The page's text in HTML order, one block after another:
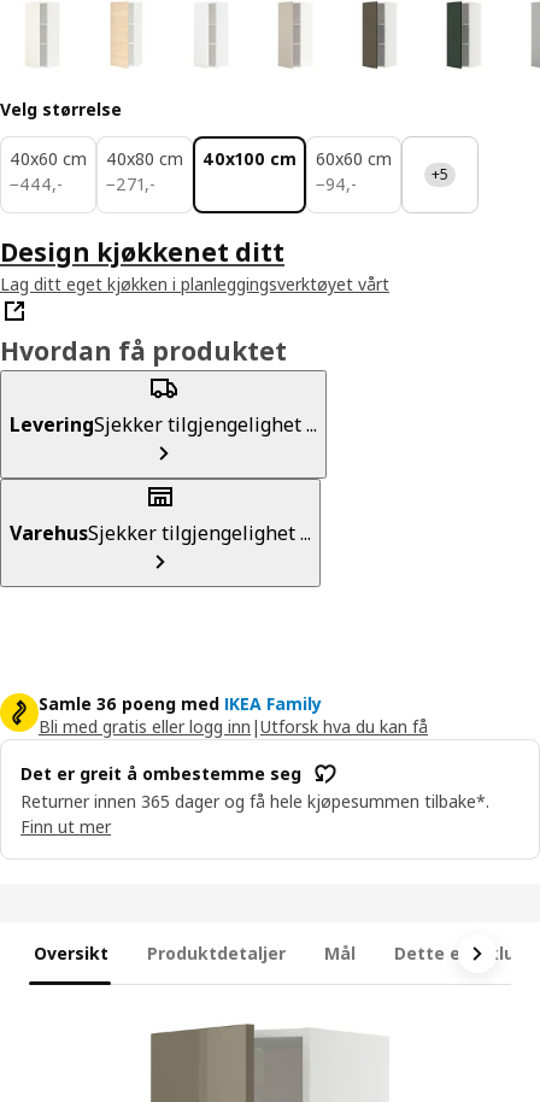
Velg størrelse
40x60 cm
−444,-
444,-
40x80 cm
−271,-
271,-
40x100 cm
60x60 cm
−94,-
94,- +5
Design kjøkkenet ditt
Lag ditt eget kjøkken i planleggingsverktøyet vårt
Hvordan få produktet
LeveringSjekker tilgjengelighet ...
VarehusSjekker tilgjengelighet ...
Samle 36 poeng med IKEA Family
Bli med gratis eller logg inn |Utforsk hva du kan få
Det er greit å ombestemme seg
Returner innen 365 dager og få hele kjøpesummen tilbake*.
Finn ut mer
Oversikt Produktdetaljer Mål Dette er